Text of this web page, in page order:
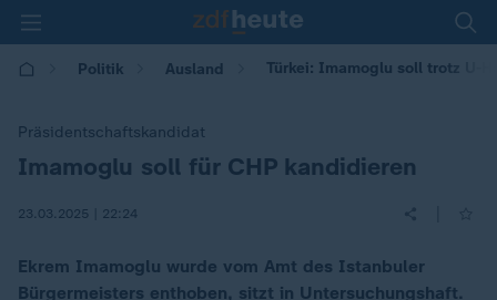
Politik Ausland Türkei: Imamoglu soll trotz U-
Präsidentschaftskandidat
:
Imamoglu soll für CHP kandidieren
23.03.2025 | 22:24
Ekrem Imamoglu wurde vom Amt des Istanbuler
Bürgermeisters enthoben, sitzt in Untersuchungshaft.